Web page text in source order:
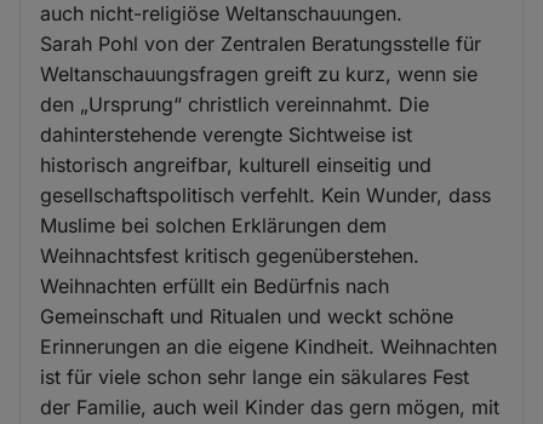
auch nicht-religiöse Weltanschauungen.
Sarah Pohl von der Zentralen Beratungsstelle für
Weltanschauungsfragen greift zu kurz, wenn sie
den „Ursprung“ christlich vereinnahmt. Die
dahinterstehende verengte Sichtweise ist
historisch angreifbar, kulturell einseitig und
gesellschaftspolitisch verfehlt. Kein Wunder, dass
Muslime bei solchen Erklärungen dem
Weihnachtsfest kritisch gegenüberstehen.
Weihnachten erfüllt ein Bedürfnis nach
Gemeinschaft und Ritualen und weckt schöne
Erinnerungen an die eigene Kindheit. Weihnachten
ist für viele schon sehr lange ein säkulares Fest
der Familie, auch weil Kinder das gern mögen, mit